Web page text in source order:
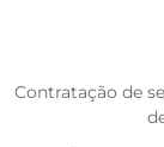
Contratação de